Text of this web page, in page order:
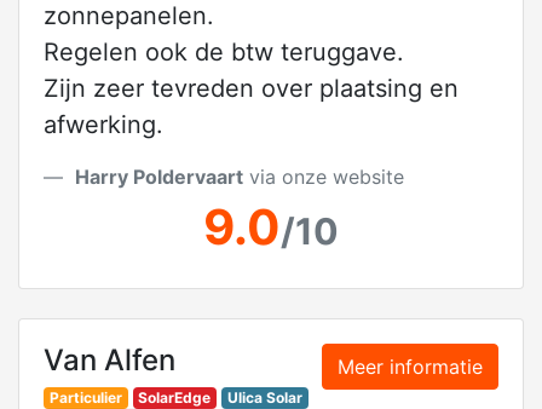
zonnepanelen.
Regelen ook de btw teruggave.
Zijn zeer tevreden over plaatsing en
afwerking.
Harry Poldervaart via onze website
9.0/10
Meer informatie
Van Alfen
Particulier SolarEdge
Ulica Solar